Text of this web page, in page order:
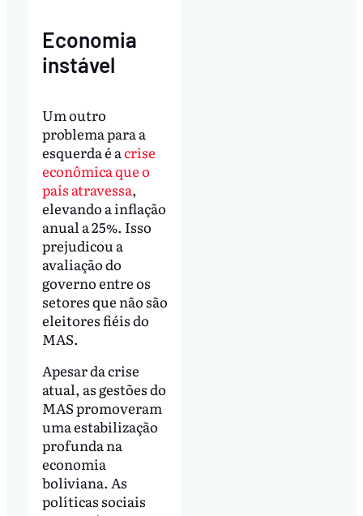
Economia
instável
Um outro
problema para a
esquerda é acrise
econômica que o
país atravessa,
elevando a inflação
anual a 25%. Isso
prejudicou a
avaliação do
governo entre os
setores que não são
eleitores fiéis do
MAS.
Apesar da crise
atual, as gestões do
MAS promoveram
uma estabilização
profunda na
economia
boliviana. As
políticas sociais